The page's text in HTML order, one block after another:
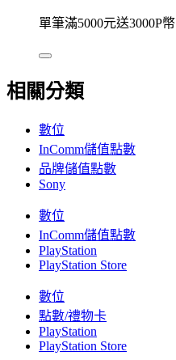
單筆滿5000元送3000P幣
相關分類
數位
InComm儲值點數
品牌儲值點數
Sony
數位
InComm儲值點數
PlayStation
PlayStation Store
數位
點數/禮物卡
PlayStation
PlayStation Store